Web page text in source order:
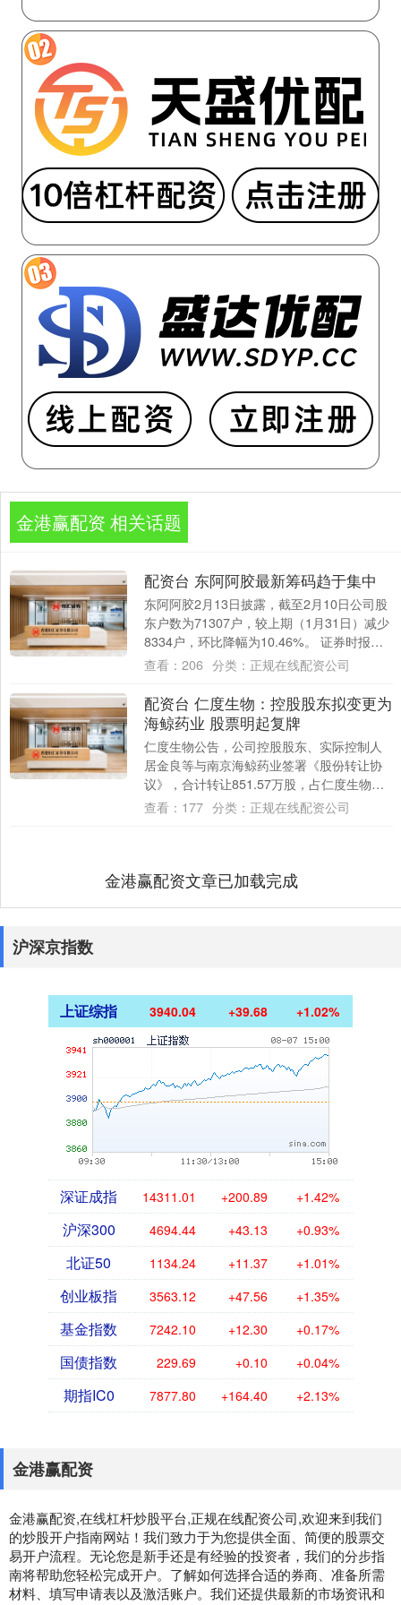
金港赢配资 相关话题
配资台 东阿阿胶最新筹码趋于集中
东阿阿胶2月13日披露，截至2月10日公司股
东户数为71307户，较上期（1月31日）减少
8334户，环比降幅为10.46%。 证券时报数
据宝统计，截至发稿，东....
查看： 206 分类： 正规在线配资公司
配资台 仁度生物：控股股东拟变更为
海鲸药业 股票明起复牌
仁度生物公告，公司控股股东、实际控制人
居金良等与南京海鲸药业签署《股份转让协
议》，合计转让851.57万股，占仁度生物股
份总数的21.25%，转让总价约5.16....
查看： 177 分类： 正规在线配资公司
金港赢配资文章已加载完成
沪深京指数
上证综指 3940.04 +39.68 +1.02%
深证成指 14311.01 +200.89 +1.42%
沪深300 4694.44 +43.13 +0.93%
北证50 1134.24 +11.37 +1.01%
创业板指 3563.12 +47.56 +1.35%
基金指数 7242.10 +12.30 +0.17%
国债指数 229.69 +0.10 +0.04%
期指IC0 7877.80 +164.40 +2.13%
金港赢配资
金港赢配资,在线杠杆炒股平台,正规在线配资公司,欢迎来到我们
的炒股开户指南网站！我们致力于为您提供全面、简便的股票交
易开户流程。无论您是新手还是有经验的投资者，我们的分步指
南将帮助您轻松完成开户。了解如何选择合适的券商、准备所需
材料、填写申请表以及激活账户。我们还提供最新的市场资讯和